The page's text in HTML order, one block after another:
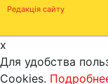
Редакція сайту
x
Для удобства
Cookies.